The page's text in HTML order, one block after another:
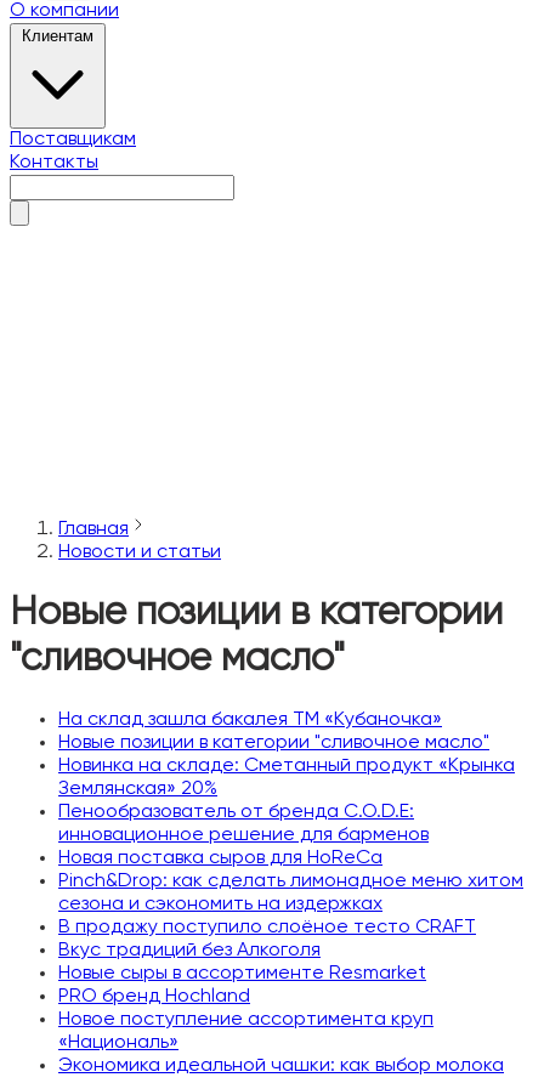
О компании
Клиентам
Поставщикам
Контакты
Главная
Новости и статьи
Новые позиции в категории
"сливочное масло"
На склад зашла бакалея ТМ «Кубаночка»
Новые позиции в категории "сливочное масло"
Новинка на складе: Сметанный продукт «Крынка
Землянская» 20%
Пенообразователь от бренда C.O.D.E:
инновационное решение для барменов
Новая поставка сыров для HoReCa
Pinch&Drop: как сделать лимонадное меню хитом
сезона и сэкономить на издержках
В продажу поступило слоёное тесто CRAFT
Вкус традиций без Алкоголя
Новые сыры в ассортименте Resmarket
PRO бренд Hochland
Новое поступление ассортимента круп
«Националь»
Экономика идеальной чашки: как выбор молока